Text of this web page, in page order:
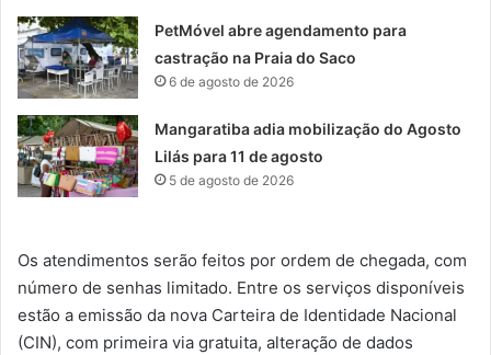
PetMóvel abre agendamento para
castração na Praia do Saco
6 de agosto de 2026
Mangaratiba adia mobilização do Agosto
Lilás para 11 de agosto
5 de agosto de 2026
Os atendimentos serão feitos por ordem de chegada, com
número de senhas limitado. Entre os serviços disponíveis
estão a emissão da nova Carteira de Identidade Nacional
(CIN), com primeira via gratuita, alteração de dados